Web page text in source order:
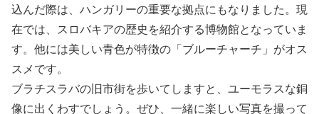
込んだ際は、ハンガリーの重要な拠点にもなりました。現
在では、スロバキアの歴史を紹介する博物館となっていま
す。他には美しい青色が特徴の「ブルーチャーチ」がオス
スメです。
ブラチスラバの旧市街を歩いてしますと、ユーモラスな銅
像に出くわすでしょう。ぜひ、一緒に楽しい写真を撮って